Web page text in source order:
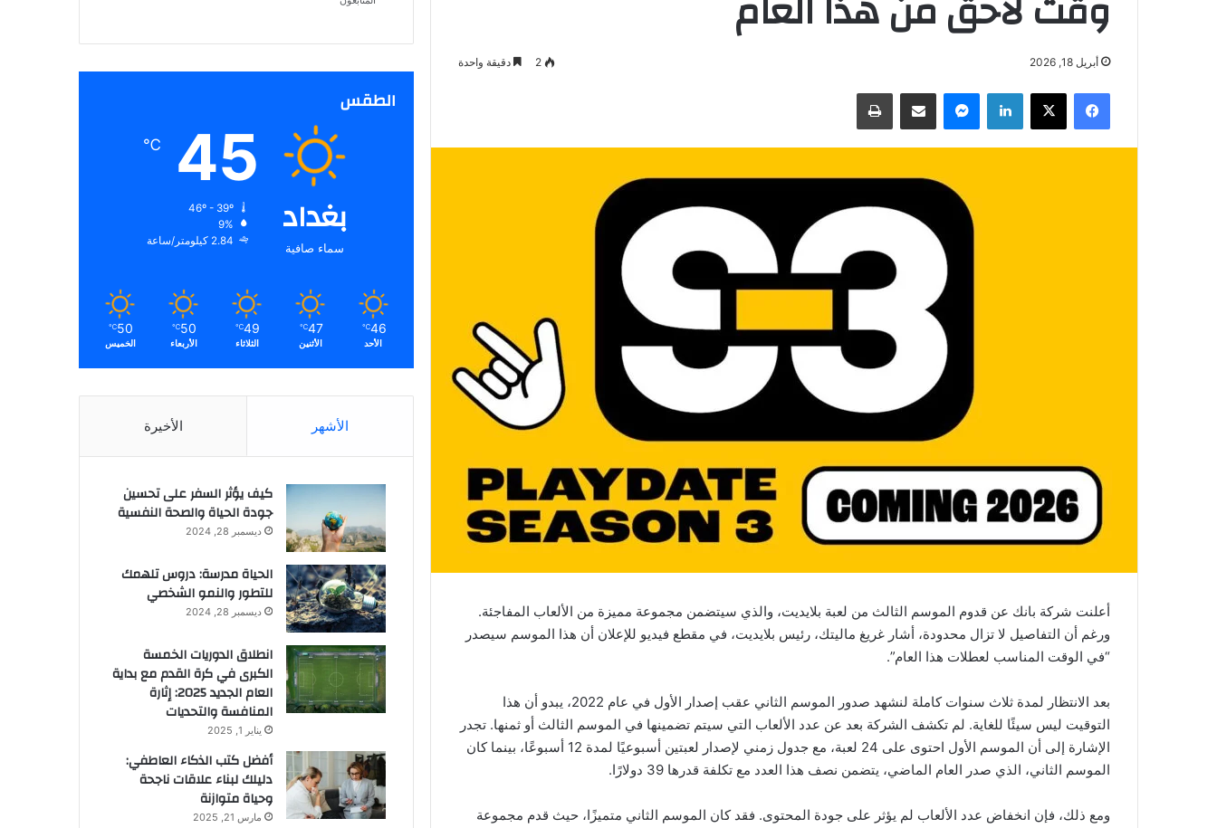
أبريل 18, 2026 2 دقيقة واحدة
فيسبوك لينكدإن
أعلنت شركة بانك عن قدوم الموسم الثالث من لعبة بلايديت، والذي سيتضمن مجموعة مميزة من الألعاب المفاجئة.
ورغم أن التفاصيل لا تزال محدودة، أشار غريغ ماليتك، رئيس بلايديت، في مقطع فيديو للإعلان أن هذا الموسم سيصدر
“في الوقت المناسب لعطلات هذا العام”.
بعد الانتظار لمدة ثلاث سنوات كاملة لنشهد صدور الموسم الثاني عقب إصدار الأول في عام 2022، يبدو أن هذا
التوقيت ليس سيئًا للغاية. لم تكشف الشركة بعد عن عدد الألعاب التي سيتم تضمينها في الموسم الثالث أو ثمنها. تجدر
الإشارة إلى أن الموسم الأول احتوى على 24 لعبة، مع جدول زمني لإصدار لعبتين أسبوعيًا لمدة 12 أسبوعًا، بينما كان
الموسم الثاني، الذي صدر العام الماضي، يتضمن نصف هذا العدد مع تكلفة قدرها 39 دولارًا.
ومع ذلك، فإن انخفاض عدد الألعاب لم يؤثر على جودة المحتوى. فقد كان الموسم الثاني متميزًا، حيث قدم مجموعة
الطقس
بغداد
سماء صافية
45
℃
9%
2.84 كيلومتر/ساعة
46
℃
الأحد
47
℃
الأثنين
49
℃
الثلاثاء
50
℃
الأربعاء
50
℃
الخميس
الأشهر الأخيرة
كيف يؤثر السفر على تحسين
جودة الحياة والصحة النفسية
ديسمبر 28, 2024
الحياة مدرسة: دروس تلهمك
للتطور والنمو الشخصي
ديسمبر 28, 2024
انطلاق الدوريات الخمسة
الكبرى في كرة القدم مع بداية
العام الجديد 2025: إثارة
المنافسة والتحديات
يناير 1, 2025
أفضل كتب الذكاء العاطفي:
دليلك لبناء علاقات ناجحة
وحياة متوازنة
مارس 21, 2025